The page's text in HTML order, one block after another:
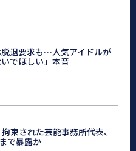
退要求も…人気アイドルが
でほしい」本音
束された芸能事務所代表、
で暴露か